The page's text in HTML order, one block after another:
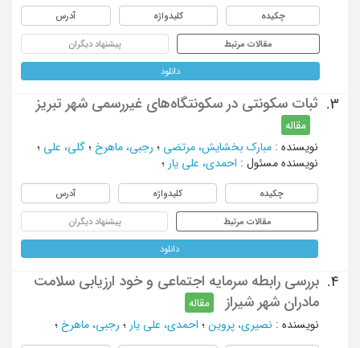
چکیده کلیدواژه آدرس
مقالات مرتبط پیشنهاد دیگران
دانلود
3. ثبات سکونتی در سکونتگاه‌های غیررسمی شهر تبریز
مقاله
نویسنده : مبارک بخشایش، مرتضی ؛ رجبی، ماهرخ ؛ گلی، علی ؛
نویسنده مسئول : احمدی، علی یار ؛
چکیده کلیدواژه آدرس
مقالات مرتبط پیشنهاد دیگران
دانلود
4.
بررسی رابطه سرمایه اجتماعی و خود ارزیابی سلامت
مادران شهر شیراز
مقاله
نویسنده : نصیری، پروین ؛ احمدی، علی یار ؛ رجبی، ماهرخ ؛